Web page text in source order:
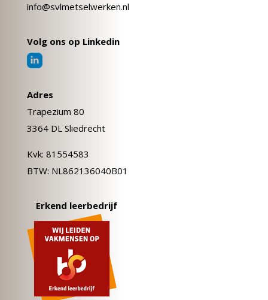
info@svlmetselwerken.nl
Volg ons op Linkedin
Adres
Trapezium 80
3364 DL Sliedrecht
Kvk: 81554583
BTW: NL862136040B01
Erkend leerbedrijf